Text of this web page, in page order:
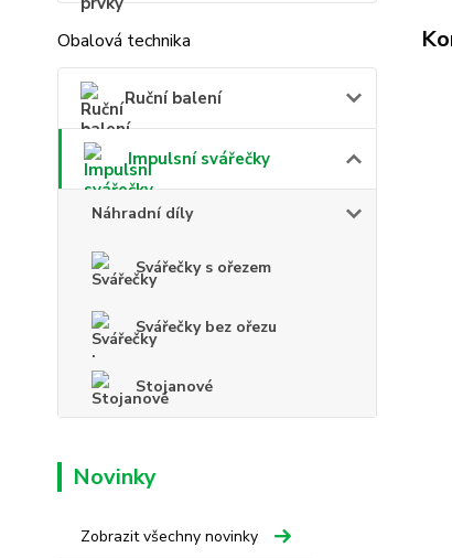
Obalová technika
Ruční balení
Impulsní svářečky
Náhradní díly
Svářečky s ořezem
Svářečky bez ořezu
Stojanové
Novinky
Zobrazit všechny novinky